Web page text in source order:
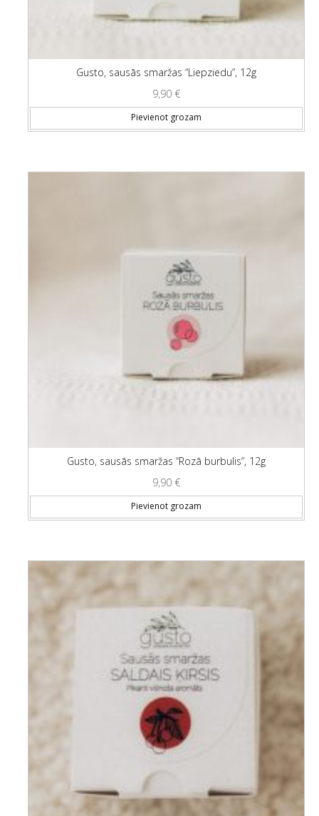
Gusto, sausās smaržas “Liepziedu”, 12g
9,90 €
Pievienot grozam
Gusto, sausās smaržas “Rozā burbulis”, 12g
9,90 €
Pievienot grozam